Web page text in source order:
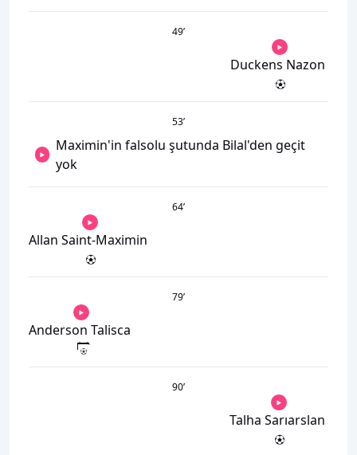
49’
Duckens Nazon
53’
Maximin'in falsolu şutunda Bilal'den geçit
yok
64’
Allan Saint-Maximin
79’
Anderson Talisca
90’
Talha Sarıarslan